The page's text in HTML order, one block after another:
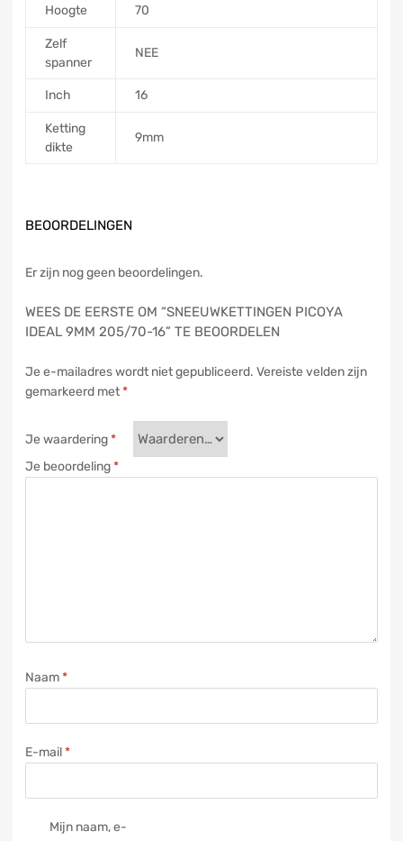
Hoogte 70
Zelf
spanner
NEE
Inch 16
Ketting
dikte
9mm
BEOORDELINGEN
Er zijn nog geen beoordelingen.
WEES DE EERSTE OM “SNEEUWKETTINGEN PICOYA
IDEAL 9MM 205/70-16” TE BEOORDELEN
Je e-mailadres wordt niet gepubliceerd. Vereiste velden zijn
gemarkeerd met*
Je waardering*
Je beoordeling*
Naam*
E-mail*
Mijn naam, e-